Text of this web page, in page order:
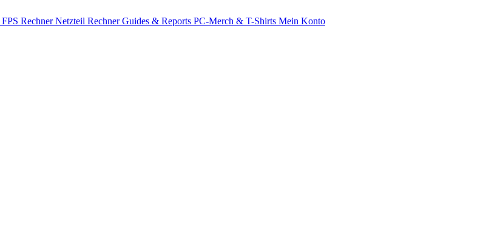
FPS RechnerNetzteil RechnerGuides & Reports PC-Merch & T-Shirts Mein Konto